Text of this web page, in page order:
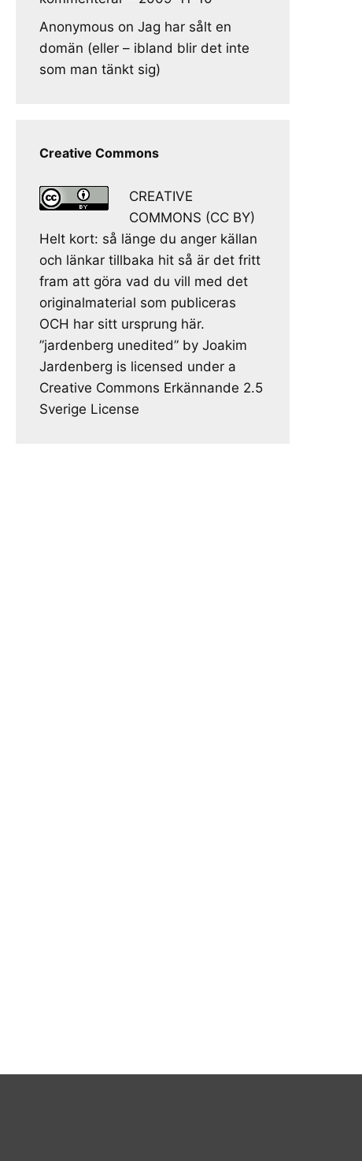
Anonymous on Jag har sålt en
domän (eller – ibland blir det inte
som man tänkt sig)
Creative Commons
CREATIVE
COMMONS (CC BY)
Helt kort: så länge du anger källan
och länkar tillbaka hit så är det fritt
fram att göra vad du vill med det
originalmaterial som publiceras
OCH har sitt ursprung här.
”jardenberg unedited” by Joakim
Jardenberg is licensed under a
Creative Commons Erkännande 2.5
Sverige License